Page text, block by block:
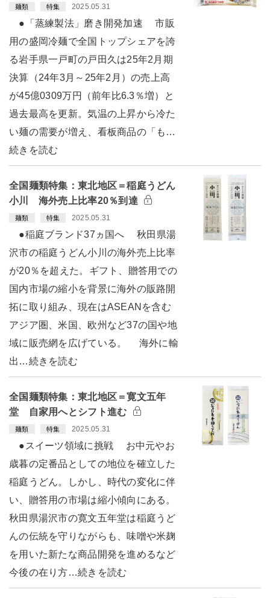
麺類 特集 2025.05.31
●「蒸練製法」磨き開発加速 市販
用の盛岡冷麺で全国トップシェアを誇
る岩手県一戸町の戸田久は25年2月期
決算（24年3月～25年2月）の売上高
が45億0309万円（前年比6.3％増）と
過去最高を更新。気温の上昇から冷た
い麺の需要が増え、看板商品の「も…
続きを読む
全国麺類特集：東北地区＝稲庭うどん
小川 海外売上比率20％到達
麺類 特集 2025.05.31
●稲庭ブランド37ヵ国へ 秋田県湯
沢市の稲庭うどん小川の海外売上比率
が20％を超えた。ギフト、贈答用での
国内市場の縮小を背景に海外の販路開
拓に取り組み、現在はASEANを含む
アジア圏、米国、欧州など37の国や地
域に販売網を広げている。 海外に輸
出…続きを読む
全国麺類特集：東北地区＝寛文五年
堂 自家用へとシフト進む
麺類 特集 2025.05.31
●スイーツ領域に挑戦 お中元やお
歳暮の定番品としての地位を確立した
稲庭うどん。しかし、時代の変化に伴
い、贈答用の市場は縮小傾向にある。
秋田県湯沢市の寛文五年堂は稲庭うど
んの伝統を守りながらも、味噌や米麹
を用いた新たな商品開発を進めるなど
今後の在り方…続きを読む